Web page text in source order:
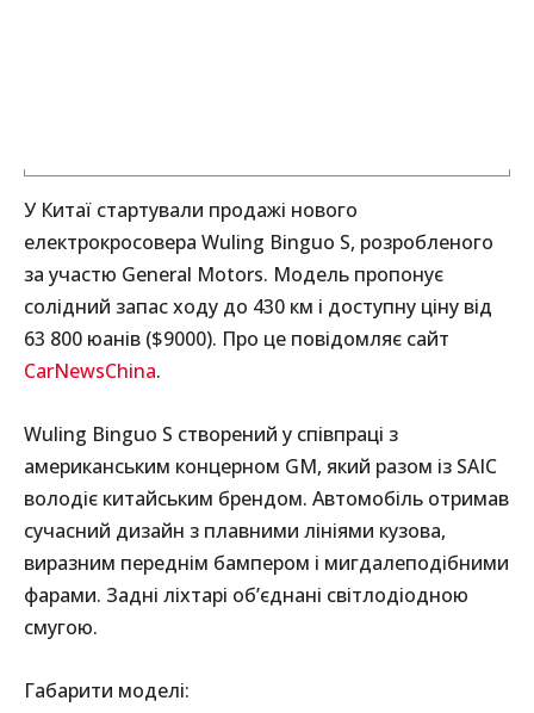
У Китаї стартували продажі нового
електрокросовера Wuling Binguo S, розробленого
за участю General Motors. Модель пропонує
солідний запас ходу до 430 км і доступну ціну від
63 800 юанів ($9000). Про це повідомляє сайт
CarNewsChina.
Wuling Binguo S створений у співпраці з
американським концерном GM, який разом із SAIC
володіє китайським брендом. Автомобіль отримав
сучасний дизайн з плавними лініями кузова,
виразним переднім бампером і мигдалеподібними
фарами. Задні ліхтарі об’єднані світлодіодною
смугою.
Габарити моделі: